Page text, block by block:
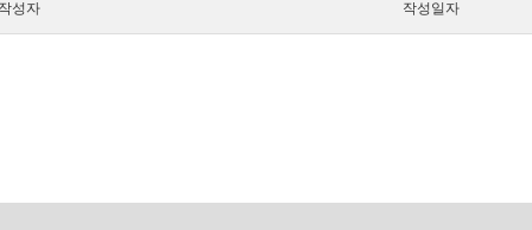
작성자 작성일자